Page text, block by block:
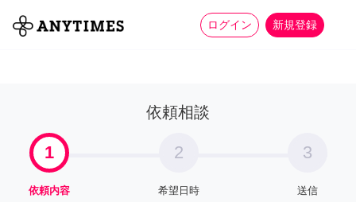
ログイン 新規登録
全て 家事 more_horiz
依頼相談
1
依頼内容
2
希望日時
3
送信